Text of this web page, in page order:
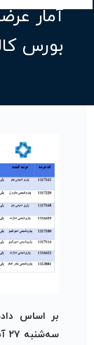
آمار
بورس
بر اساس
سه‌شنبه ۲۷ آبان ۱۴۰۴